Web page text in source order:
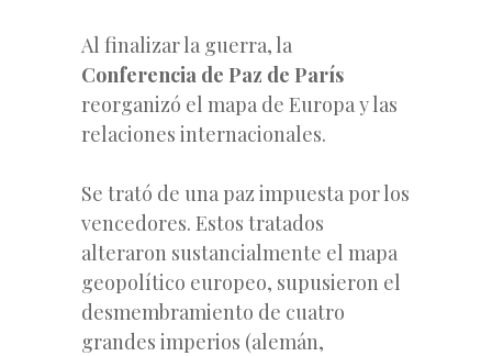
Al finalizar la guerra, la
Conferencia de Paz de París
reorganizó el mapa de Europa y las
relaciones internacionales.
Se trató de una paz impuesta por los
vencedores. Estos tratados
alteraron sustancialmente el mapa
geopolítico europeo, supusieron el
desmembramiento de cuatro
grandes imperios (alemán,